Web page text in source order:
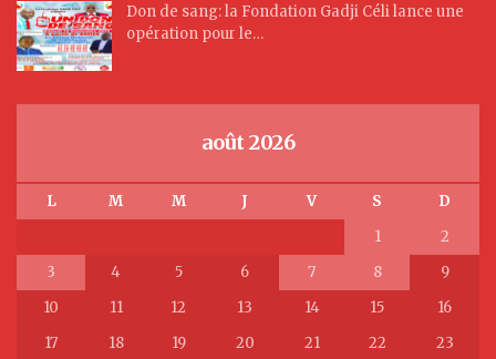
Don de sang: la Fondation Gadji Céli lance une
opération pour le…
août 2026
L M M J V S
D
1
2
3
4 5 6 7 8
9
10
11 12 13 14 15
16
17
18 19 20 21 22 23